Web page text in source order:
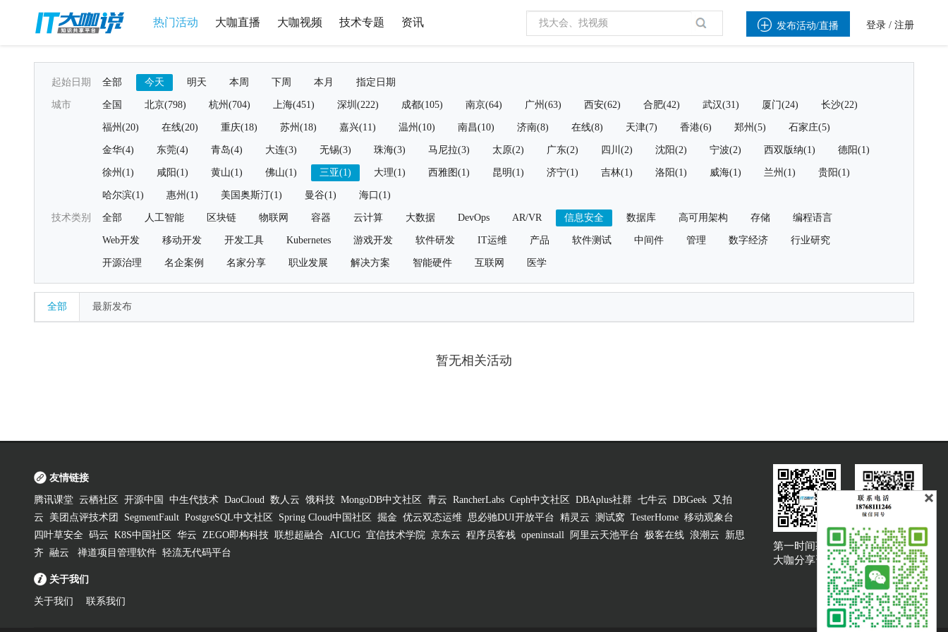
热门活动 大咖直播 大咖视频 技术专题 资讯  发布活动/直播 登录 / 注册
起始日期 全部 今天 明天 本周 下周 本月 指定日期
城市 全国 北京(798) 杭州(704) 上海(451) 深圳(222) 成都(105) 南京(64) 广州(63) 西安(62) 合肥(42) 武汉(31) 厦门(24) 长沙(22)
福州(20) 在线(20) 重庆(18) 苏州(18) 嘉兴(11) 温州(10) 南昌(10) 济南(8) 在线(8) 天津(7) 香港(6) 郑州(5) 石家庄(5)
金华(4) 东莞(4) 青岛(4) 大连(3) 无锡(3) 珠海(3) 马尼拉(3) 太原(2) 广东(2) 四川(2) 沈阳(2) 宁波(2) 西双版纳(1) 德阳(1)
徐州(1) 咸阳(1) 黄山(1) 佛山(1) 三亚(1) 大理(1) 西雅图(1) 昆明(1) 济宁(1) 吉林(1) 洛阳(1) 威海(1) 兰州(1) 贵阳(1)
哈尔滨(1) 惠州(1) 美国奥斯汀(1) 曼谷(1) 海口(1)
技术类别 全部 人工智能 区块链 物联网 容器 云计算 大数据 DevOps AR/VR 信息安全 数据库 高可用架构 存储 编程语言
Web开发 移动开发 开发工具 Kubernetes 游戏开发 软件研发 IT运维 产品 软件测试 中间件 管理 数字经济 行业研究
开源治理 名企案例 名家分享 职业发展 解决方案 智能硬件 互联网 医学
全部 最新发布
暂无相关活动
友情链接
腾讯课堂 云栖社区 开源中国 中生代技术 DaoCloud 数人云 饿科技 MongoDB中文社区 青云 RancherLabs Ceph中文社区 DBAplus社群 七牛云 DBGeek
又拍
云
美团点评技术团 SegmentFault PostgreSQL中文社区 Spring Cloud中国社区 掘金 优云双态运维 思必驰DUI开放平台 精灵云 测试窝 TesterHome 移动观象台
四叶草安全 码云 K8S中国社区 华云 ZEGO即构科技 联想超融合 AICUG 宜信技术学院 京东云 程序员客栈 openinstall 阿里云天池平台 极客在线 浪潮云
新思
齐 融云 禅道项目管理软件 轻流无代码平台
关于我们
关于我们 联系我们
第一时间获取
大咖分享资讯
大咖说吐槽客服